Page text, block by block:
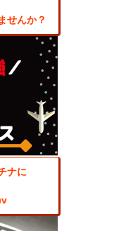
せんか？
ナに